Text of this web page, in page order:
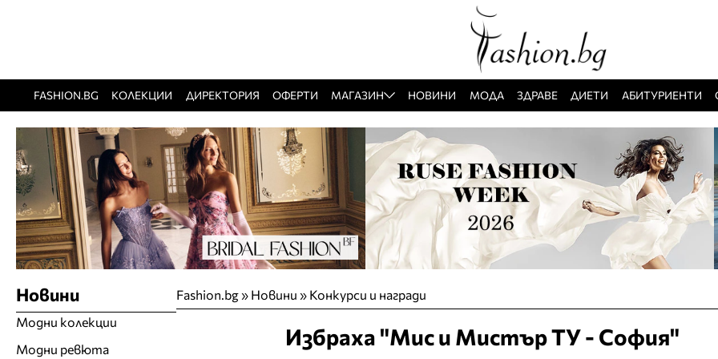
FASHION.BG КОЛЕКЦИИ ДИРЕКТОРИЯ ОФЕРТИ МАГАЗИН НОВИНИ МОДА ЗДРАВЕ ДИЕТИ АБИТУРИЕНТИ
Fashion.bg» Новини » Конкурси и награди
Избраха "Мис и Мистър ТУ - София"
Новини
Модни колекции
Модни ревюта